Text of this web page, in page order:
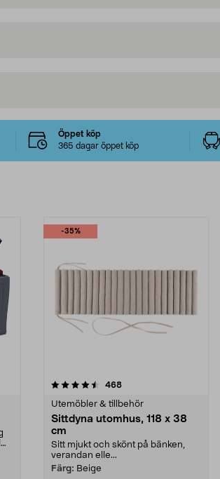
Öppet köp
365 dagar öppet köp
-35%
468recensioner
Utemöbler & tillbehör
Sittdyna utomhus, 118 x 38
cm
Sitt mjukt och skönt på bänken,
verandan elle...
Färg: Beige
4.5 av 5 stjärnor